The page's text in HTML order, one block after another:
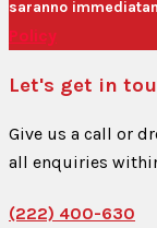
saranno
Policy
Let's get in
Give us a call or
all enquiries
(222) 400-630